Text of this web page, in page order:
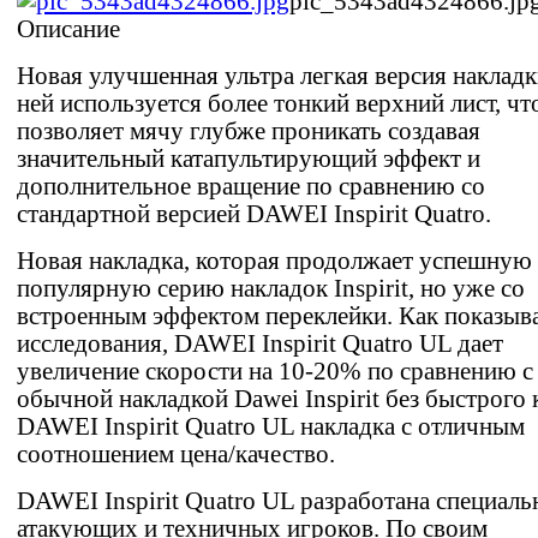
Описание
Новая улучшенная ультра легкая версия
ней используется более тонкий верхний лист,
позволяет мячу глубже проникать создавая
значительный катапультирующий эффект и
дополнительное вращение по сравнению со
стандартной версией DAWEI Inspirit Quatro.
Новая накладка, которая продолжает успешную
популярную серию накладок Inspirit, но уже со
встроенным эффектом переклейки. Как
исследования, DAWEI Inspirit Quatro UL дает
увеличение скорости на 10-20% по сравнению с
обычной накладкой Dawei Inspirit без быстрого
DAWEI Inspirit Quatro UL накладка с отличным
соотношением цена/качество.
DAWEI Inspirit Quatro UL разработана
атакующих и техничных игроков. По своим